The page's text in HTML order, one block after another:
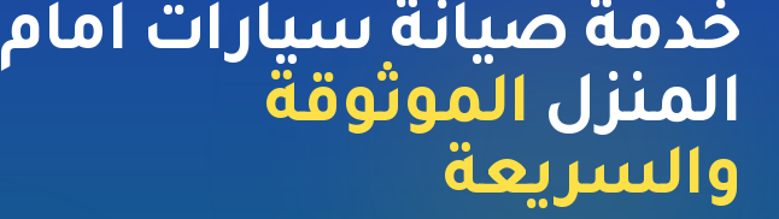
خدمة صيانة سيارات أمام
المنزل الموثوقة
والسريعة